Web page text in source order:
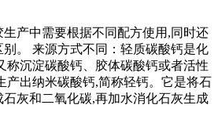
产中需要根据不同配方使用,同时还
。 来源方式不同：轻质碳酸钙是化
称沉淀碳酸钙、胶体碳酸钙或者活性
产出纳米碳酸钙,简称轻钙。它是将石
灰和二氧化碳,再加水消化石灰生成